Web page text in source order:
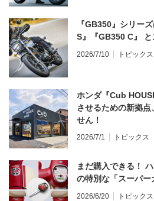
『GB350』シリー
S』『GB350 C』
2026/7/10 トピックス
ホンダ『Cub
させるための新拠点
せん！
2026/7/1 トピックス
まだ購入できる！
の特別な「スーパー
2026/6/20 トピックス